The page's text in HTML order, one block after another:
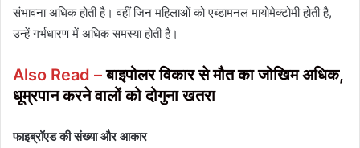
संभावना अधिक होती है। वहीं जिन महिलाओं को एब्डामनल मायोमेक्टोमी होती है,
उन्हें गर्भधारण में अधिक समस्या होती है।
Also Read –बाइपोलर विकार से मौत का जोखिम अधिक,
धूम्रपान करने वालों को दोगुना खतरा
फाइब्रॉएड की संख्या और आकार